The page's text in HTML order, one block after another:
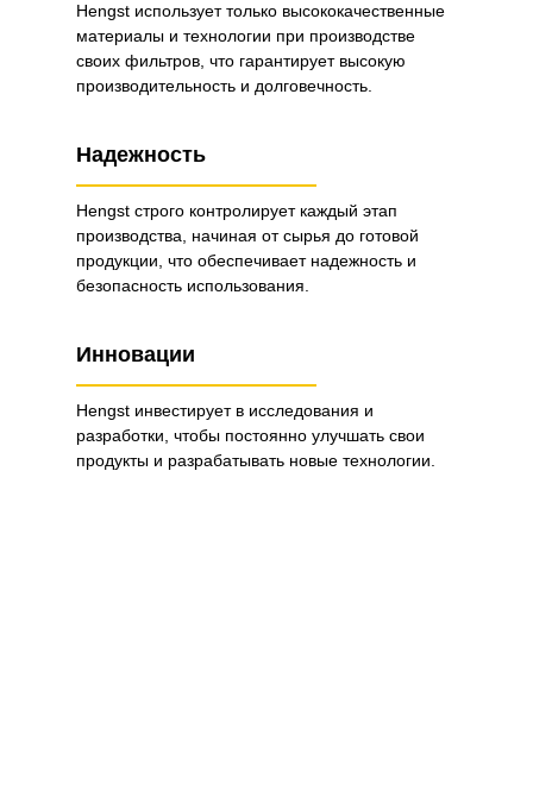
Надежность
Hengst использует только высококачественные
материалы и технологии при производстве
своих фильтров, что гарантирует высокую
производительность и долговечность.
Инновации
Hengst строго контролирует каждый этап
производства, начиная от сырья до готовой
продукции, что обеспечивает надежность и
безопасность использования.
Hengst инвестирует в исследования и
разработки, чтобы постоянно улучшать свои
продукты и разрабатывать новые технологии.